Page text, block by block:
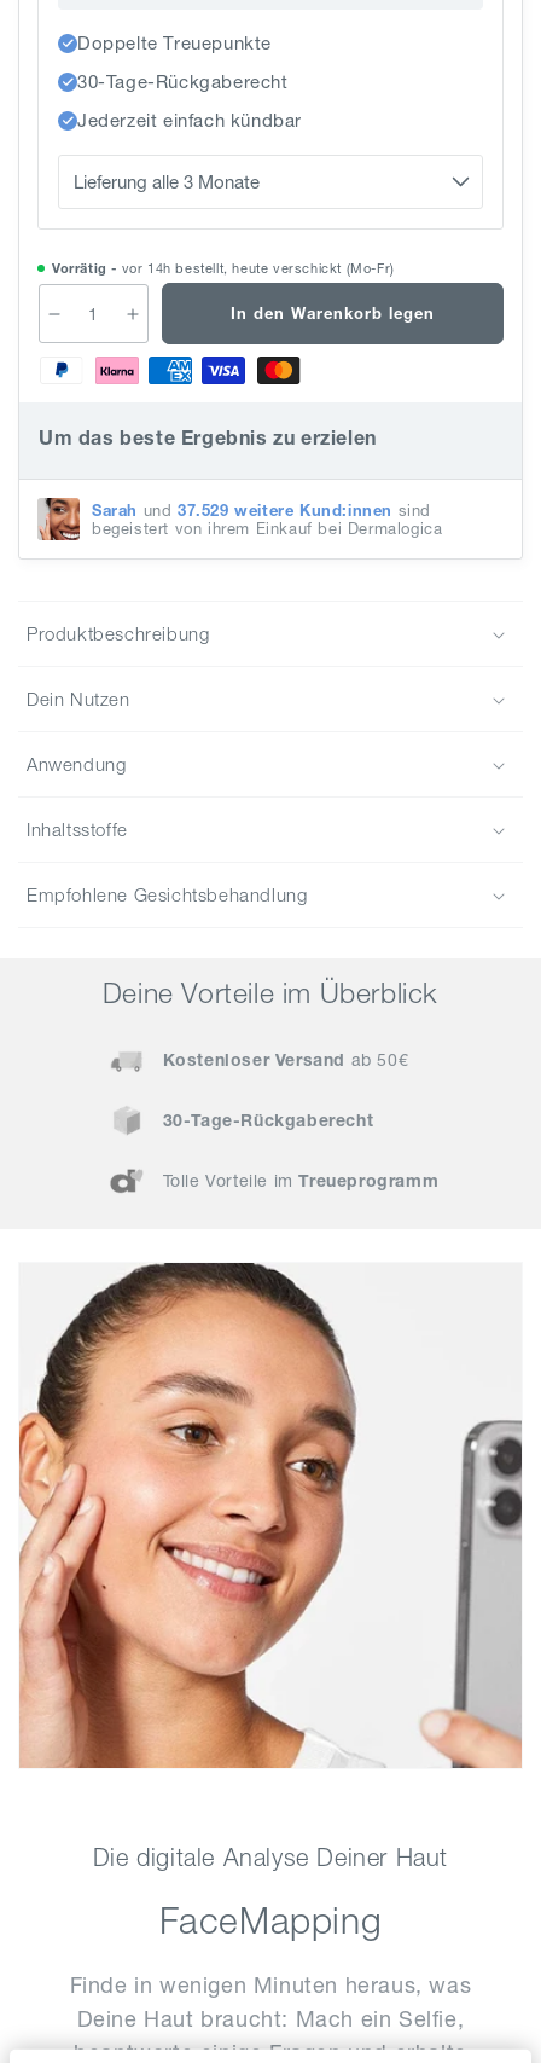
Doppelte Treuepunkte
30-Tage-Rückgaberecht
Jederzeit einfach kündbar
Vorrätig - vor 14h bestellt, heute verschickt (Mo-Fr)
Verringere
Menge
Intensive
Cleanser
Erhöhe
die
Menge
Intensive
In den Warenkorb legen
Um das beste Ergebnis zu erzielen
Sarah und 37.529 weitere Kund:innen sind
begeistert von ihrem Einkauf bei Dermalogica
Produktbeschreibung
Dein Nutzen
Anwendung
Inhaltsstoffe
Empfohlene Gesichtsbehandlung
Deine Vorteile im Überblick
Kostenloser Versand ab 50€
30-Tage-Rückgaberecht
Tolle Vorteile im Treueprogramm
Die digitale Analyse Deiner Haut
FaceMapping
Finde in wenigen Minuten heraus, was
Deine Haut braucht: Mach ein Selfie,
beantworte einige Fragen und erhalte